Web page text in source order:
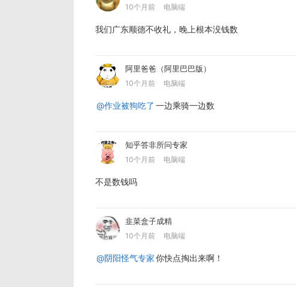
10个月前 电脑端
我们广东顺德不收礼，晚上根本没钱数
阿里爸爸（阿里巴巴版）
10个月前 电脑端
@作业被狗吃了 一边乘骑一边数
知乎答非所问专家
10个月前 电脑端
不是数钱吗
韭菜盒子成精
10个月前 电脑端
@阴阳怪气专家你快点掏出来啊！